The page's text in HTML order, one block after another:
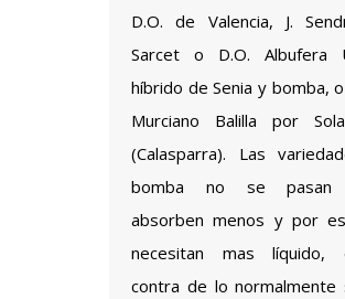
D.O. de Valencia, J.
Sarcet o D.O. Albufera
híbrido de Senia y bomba,
Murciano Balilla por
(Calasparra). Las
bomba no se
absorben menos y por
necesitan mas líquido,
contra de lo normalmente